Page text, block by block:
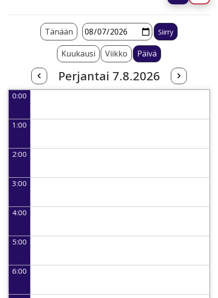
Kuukausi Viikko Päivä
Perjantai 7.8.2026
Tänään
0:00
1:00
2:00
3:00
4:00
5:00
6:00